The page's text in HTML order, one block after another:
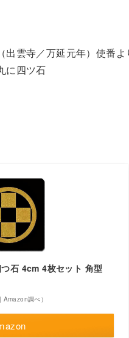
出雲寺／万延元年）使番よ
に四ツ石
石 4cm 4枚セット 角型
調べ）